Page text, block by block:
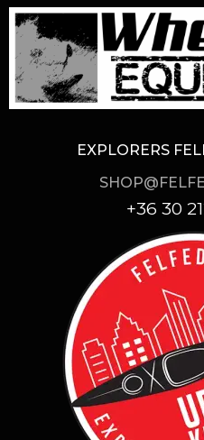
EXPLORERS
+36 30